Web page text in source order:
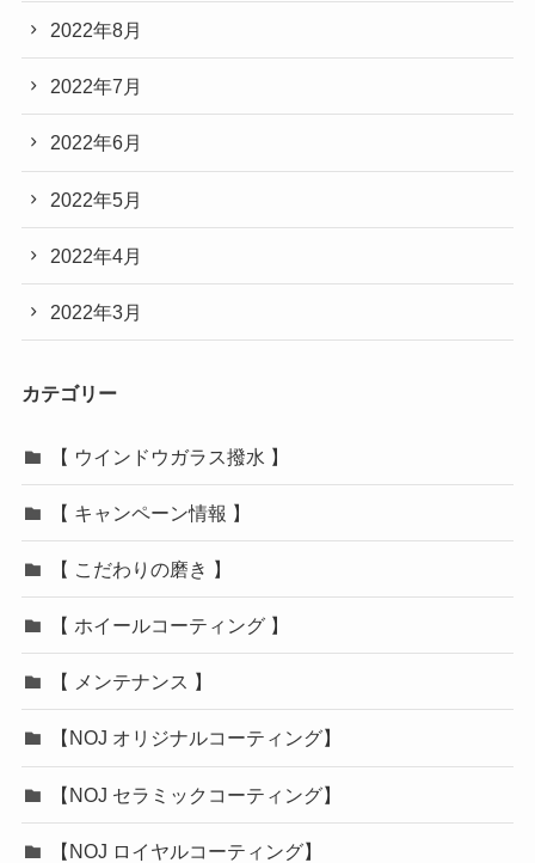
2022年8月
2022年7月
2022年6月
2022年5月
2022年4月
2022年3月
カテゴリー
【 ウインドウガラス撥水 】
【 キャンペーン情報 】
【 こだわりの磨き 】
【 ホイールコーティング 】
【 メンテナンス 】
【NOJ オリジナルコーティング】
【NOJ セラミックコーティング】
【NOJ ロイヤルコーティング】